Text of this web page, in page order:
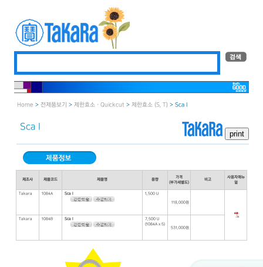
Home > 전제품보기 > 제한효소 · Quickcut > 제한효소 (S, T) > Sca I
Sca I
제조사 제품코드 제품명 용량
가격
(부가세별도)
비고
사용자매뉴
얼
Takara 1084A Sca I 1,500 U
118,000원
Takara 1084B Sca I
7,500 U
(1084A x 5)
531,000원